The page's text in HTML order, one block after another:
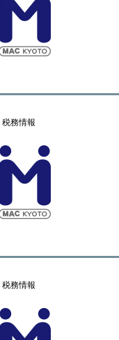
税務情報
税務情報